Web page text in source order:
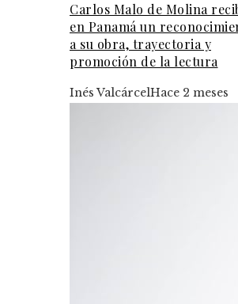
Carlos Malo de Molina
en Panamá un
a su obra, trayectoria y
promoción de la lectura
Inés ValcárcelHace 2 meses